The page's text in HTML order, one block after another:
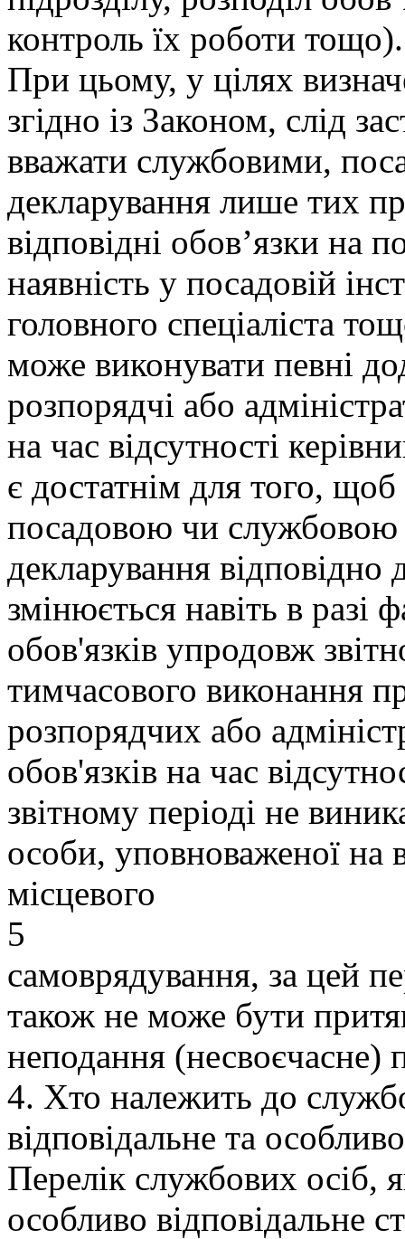
контроль їх роботи тощо).
При цьому, у цілях
згідно із Законом, слід
вважати службовими,
декларування лише тих
відповідні обов’язки на
наявність у посадовій
головного спеціаліста
може виконувати певні
розпорядчі або
на час відсутності
є достатнім для того,
посадовою чи службовою
декларування
змінюється навіть в разі
обов'язків упродовж
тимчасового виконання
розпорядчих або
обов'язків на час
звітному періоді не
особи, уповноваженої на
місцевого
5
самоврядування, за цей
також не може бути
неподання (несвоєчасне)
4. Хто належить до
відповідальне та
Перелік службових осіб,
особливо відповідальне